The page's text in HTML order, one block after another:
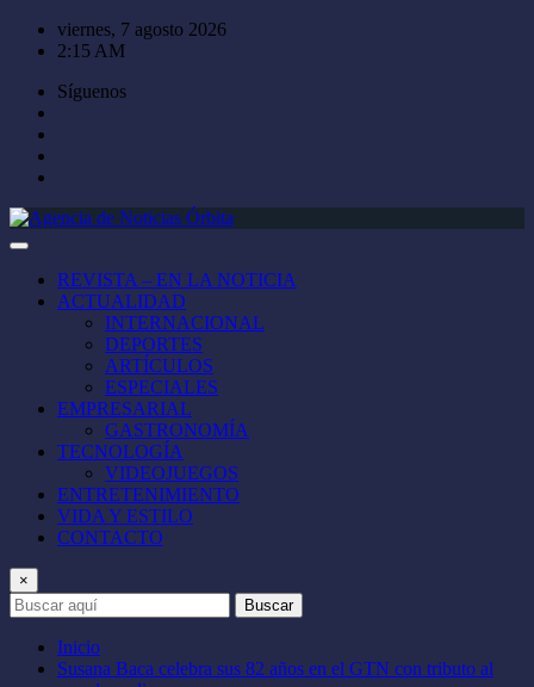
Saltar
viernes, 7 agosto 2026
2:15 AM
Síguenos
REVISTA – EN LA NOTICIA
ACTUALIDAD
INTERNACIONAL
DEPORTES
ARTÍCULOS
ESPECIALES
EMPRESARIAL
GASTRONOMÍA
TECNOLOGÍA
VIDEOJUEGOS
ENTRETENIMIENTO
VIDA Y ESTILO
CONTACTO
×
Buscar
Inicio
Susana Baca celebra sus 82 años en el GTN con tributo al